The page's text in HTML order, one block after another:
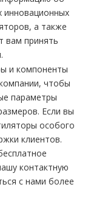
инновационных
а также
вам принять
и компоненты
чтобы
параметры
Если вы
особого
клиентов.
контактную
с нами более